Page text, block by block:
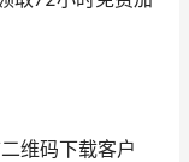
维码下载客户